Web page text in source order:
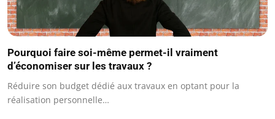
Pourquoi faire soi-même permet-il vraiment
d’économiser sur les travaux ?
Réduire son budget dédié aux travaux en optant pour la
réalisation personnelle…